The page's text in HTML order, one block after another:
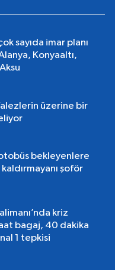
sayıda imar planı
Alanya, Konyaaltı,
üzerine bir
bekleyenlere
şoför
kriz
bagaj, 40 dakika
1 tepkisi